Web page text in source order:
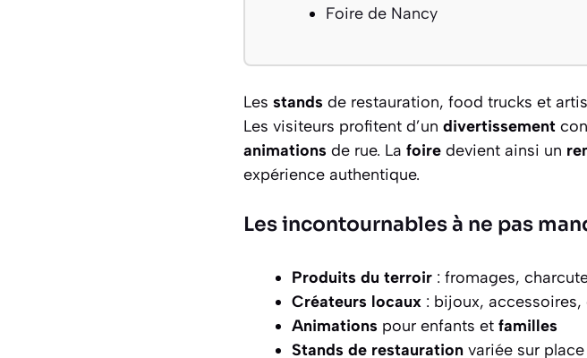
Foire de Nancy
Les stands de restauration, food trucks et
Les visiteurs profitent d’un divertissement
animations de rue. La foire devient ainsi un
expérience authentique.
Les incontournables à ne pas
Produits du terroir : fromages,
Créateurs locaux : bijoux,
Animations pour enfants et familles
Stands de restauration variée sur place